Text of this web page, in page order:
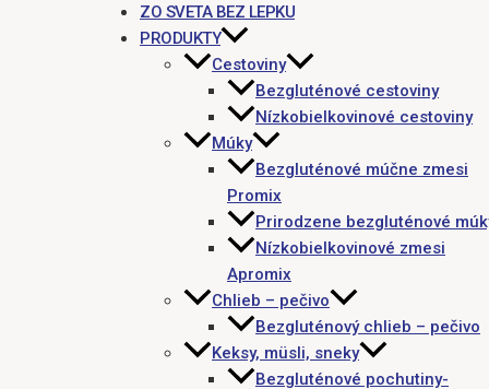
ZO SVETA BEZ LEPKU
PRODUKTY
Cestoviny
Bezgluténové cestoviny
Nízkobielkovinové cestoviny
Múky
Bezgluténové múčne zmesi
Promix
Prirodzene bezgluténové
Nízkobielkovinové zmesi
Apromix
Chlieb – pečivo
Bezgluténový chlieb – pečivo
Keksy, müsli, sneky
Bezgluténové pochutiny-